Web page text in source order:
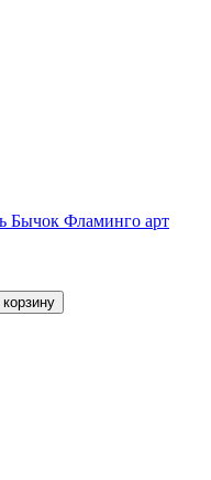
Бычок Фламинго арт